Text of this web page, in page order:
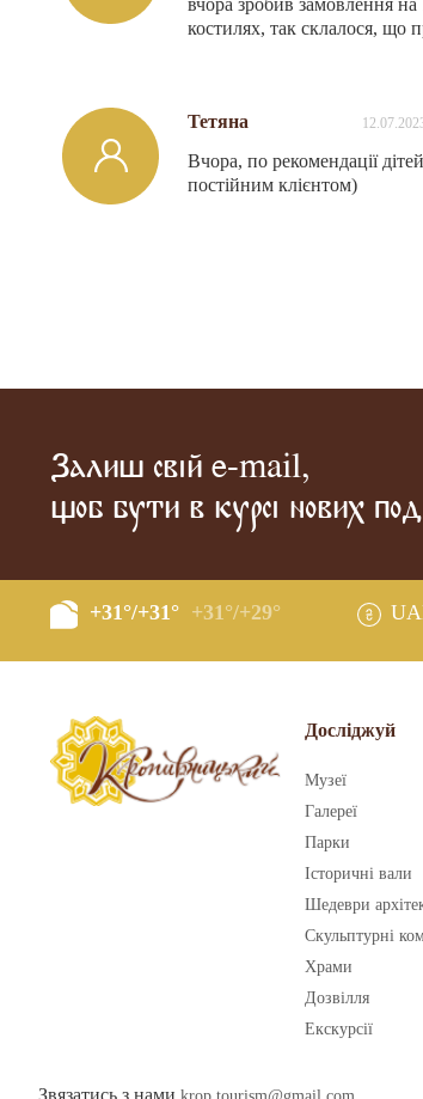
вчора зробив замовлення
костилях, так склалося, що
Тетяна
Вчора, по рекомендації
постійним клієнтом)
Залиш свій e-mail,
щоб бути в курсі нових
+31°/+31° +31°/+29°
Досліджуй
Музеї
Галереї
Парки
Історичні вали
Шедеври
Скульптурні
Храми
Дозвілля
Екскурсії